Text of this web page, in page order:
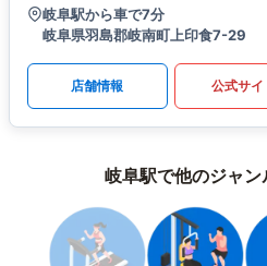
岐阜駅から車で7分
岐阜県羽島郡岐南町上印食7-29
店舗情報 公式サイ
岐阜駅で他のジャ